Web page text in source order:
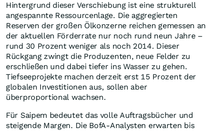
Hintergrund dieser Verschiebung ist eine strukturell
angespannte Ressourcenlage. Die aggregierten
Reserven der großen Ölkonzerne reichen gemessen an
der aktuellen Förderrate nur noch rund neun Jahre –
rund 30 Prozent weniger als noch 2014. Dieser
Rückgang zwingt die Produzenten, neue Felder zu
erschließen und dabei tiefer ins Wasser zu gehen.
Tiefseeprojekte machen derzeit erst 15 Prozent der
globalen Investitionen aus, sollen aber
überproportional wachsen.
Für Saipem bedeutet das volle Auftragsbücher und
steigende Margen. Die BofA-Analysten erwarten bis